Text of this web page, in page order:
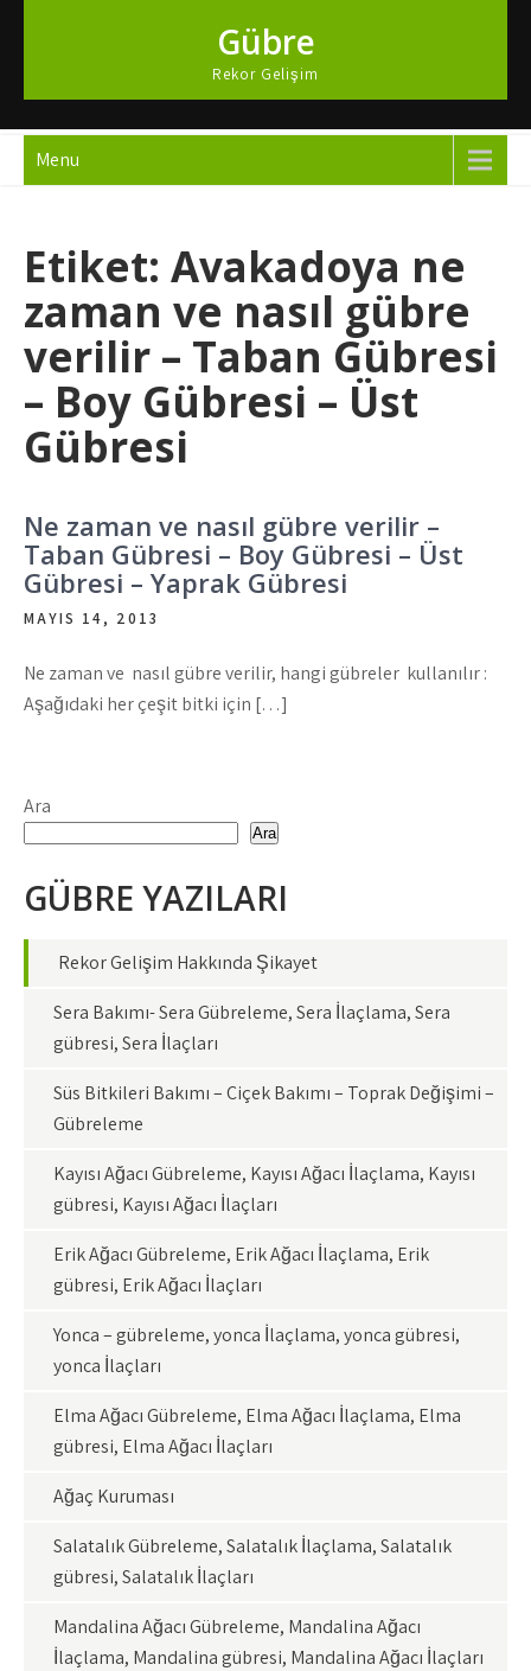
Gübre
Rekor Gelişim
Menu
Etiket: Avakadoya ne
zaman ve nasıl gübre
verilir – Taban Gübresi
– Boy Gübresi – Üst
Gübresi
Ne zaman ve nasıl gübre verilir –
Taban Gübresi – Boy Gübresi – Üst
Gübresi – Yaprak Gübresi
MAYIS 14, 2013
Ne zaman ve nasıl gübre verilir, hangi gübreler kullanılır :
Aşağıdaki her çeşit bitki için […]
Ara
Ara
GÜBRE YAZILARI
Rekor Gelişim Hakkında Şikayet
Sera Bakımı- Sera Gübreleme, Sera İlaçlama, Sera
gübresi, Sera İlaçları
Süs Bitkileri Bakımı – Çiçek Bakımı – Toprak Değişimi –
Gübreleme
Kayısı Ağacı Gübreleme, Kayısı Ağacı İlaçlama, Kayısı
gübresi, Kayısı Ağacı İlaçları
Erik Ağacı Gübreleme, Erik Ağacı İlaçlama, Erik
gübresi, Erik Ağacı İlaçları
Yonca – gübreleme, yonca İlaçlama, yonca gübresi,
yonca İlaçları
Elma Ağacı Gübreleme, Elma Ağacı İlaçlama, Elma
gübresi, Elma Ağacı İlaçları
Ağaç Kuruması
Salatalık Gübreleme, Salatalık İlaçlama, Salatalık
gübresi, Salatalık İlaçları
Mandalina Ağacı Gübreleme, Mandalina Ağacı
İlaçlama, Mandalina gübresi, Mandalina Ağacı İlaçları